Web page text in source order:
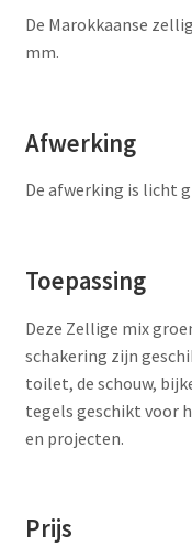
De Marokkaanse
mm.
Afwerking
De afwerking is licht
Toepassing
Deze Zellige mix
schakering zijn
toilet, de schouw,
tegels geschikt voor
en projecten.
Prijs